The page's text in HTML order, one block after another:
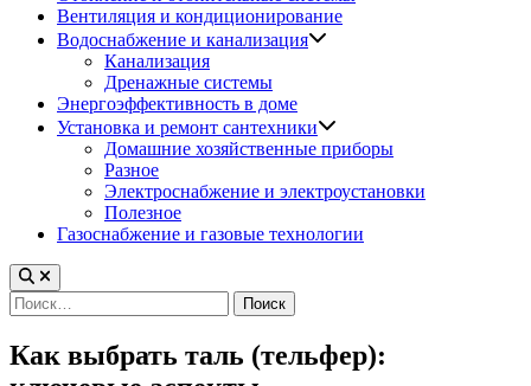
Вентиляция и кондиционирование
Водоснабжение и канализация
Канализация
Дренажные системы
Энергоэффективность в доме
Установка и ремонт сантехники
Домашние хозяйственные приборы
Разное
Электроснабжение и электроустановки
Полезное
Газоснабжение и газовые технологии
Найти:
Как выбрать таль (тельфер):